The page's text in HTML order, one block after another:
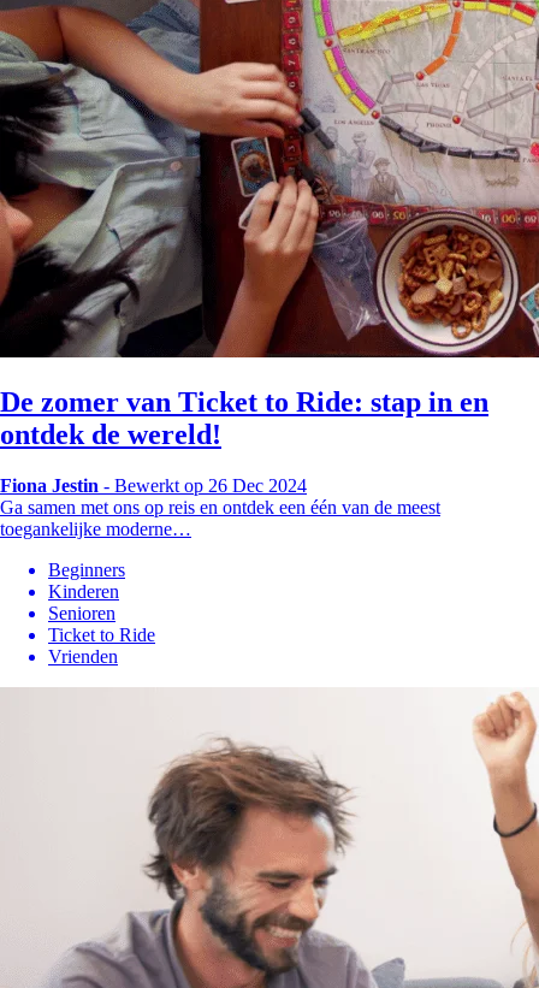
De zomer van Ticket to Ride: stap in en
ontdek de wereld!
Fiona Jestin - Bewerkt op 26 Dec 2024
Ga samen met ons op reis en ontdek een één van de meest
toegankelijke moderne…
Beginners
Kinderen
Senioren
Ticket to Ride
Vrienden